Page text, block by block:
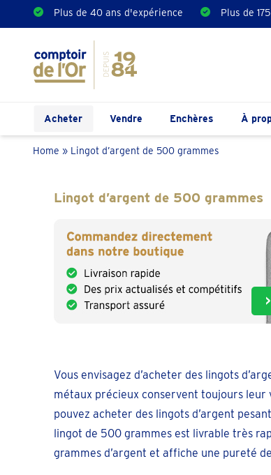
Plus de 40 ans d'expérience Plus de
Acheter Vendre Enchères À
Home » Lingot d’argent de 500 grammes
Lingot d’argent de 500 grammes
Vous envisagez d’acheter des lingots
métaux précieux conservent toujours leur
pouvez acheter des lingots d’argent
lingot de 500 grammes est livrable très
grammes d’argent et affiche une pureté